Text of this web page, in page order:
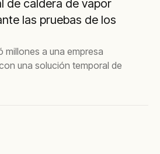
de caldera de vapor
las pruebas de los
a una empresa
una solución temporal de